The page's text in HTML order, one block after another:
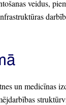
veidus,
un medicīnas